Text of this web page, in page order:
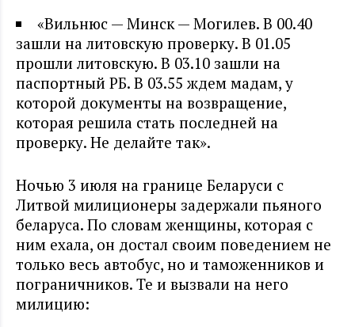
«Вильнюс — Минск — Могилев. В 00.40
зашли на литовскую проверку. В 01.05
прошли литовскую. В 03.10 зашли на
паспортный РБ. В 03.55 ждем мадам, у
которой документы на возвращение,
которая решила стать последней на
проверку. Не делайте так».
Ночью 3 июля на границе Беларуси с
Литвой милиционеры задержали пьяного
беларуса. По словам женщины, которая с
ним ехала, он достал своим поведением не
только весь автобус, но и таможенников и
пограничников. Те и вызвали на него
милицию: